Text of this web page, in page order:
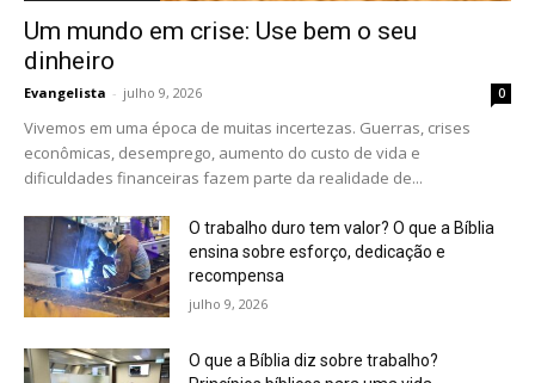
Um mundo em crise: Use bem o seu
dinheiro
Evangelista - julho 9, 2026 0
Vivemos em uma época de muitas incertezas. Guerras, crises
econômicas, desemprego, aumento do custo de vida e
dificuldades financeiras fazem parte da realidade de...
O trabalho duro tem valor? O que a Bíblia
ensina sobre esforço, dedicação e
recompensa
julho 9, 2026
O que a Bíblia diz sobre trabalho?